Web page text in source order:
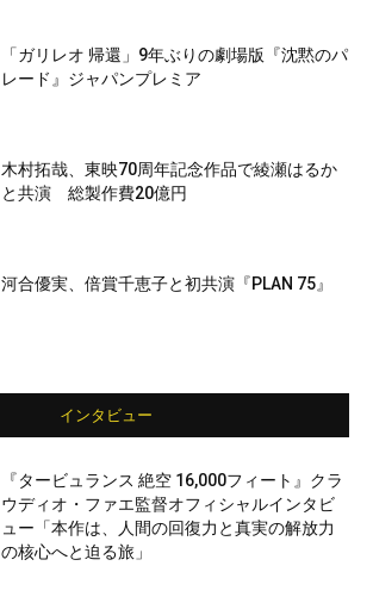
「ガリレオ 帰還」9年ぶりの劇場版『沈黙のパ
レード』ジャパンプレミア
木村拓哉、東映70周年記念作品で綾瀬はるか
と共演 総製作費20億円
河合優実、倍賞千恵子と初共演『PLAN 75』
インタビュー
『タービュランス 絶空 16,000フィート』クラ
ウディオ・ファエ監督オフィシャルインタビ
ュー「本作は、人間の回復力と真実の解放力
の核心へと迫る旅」